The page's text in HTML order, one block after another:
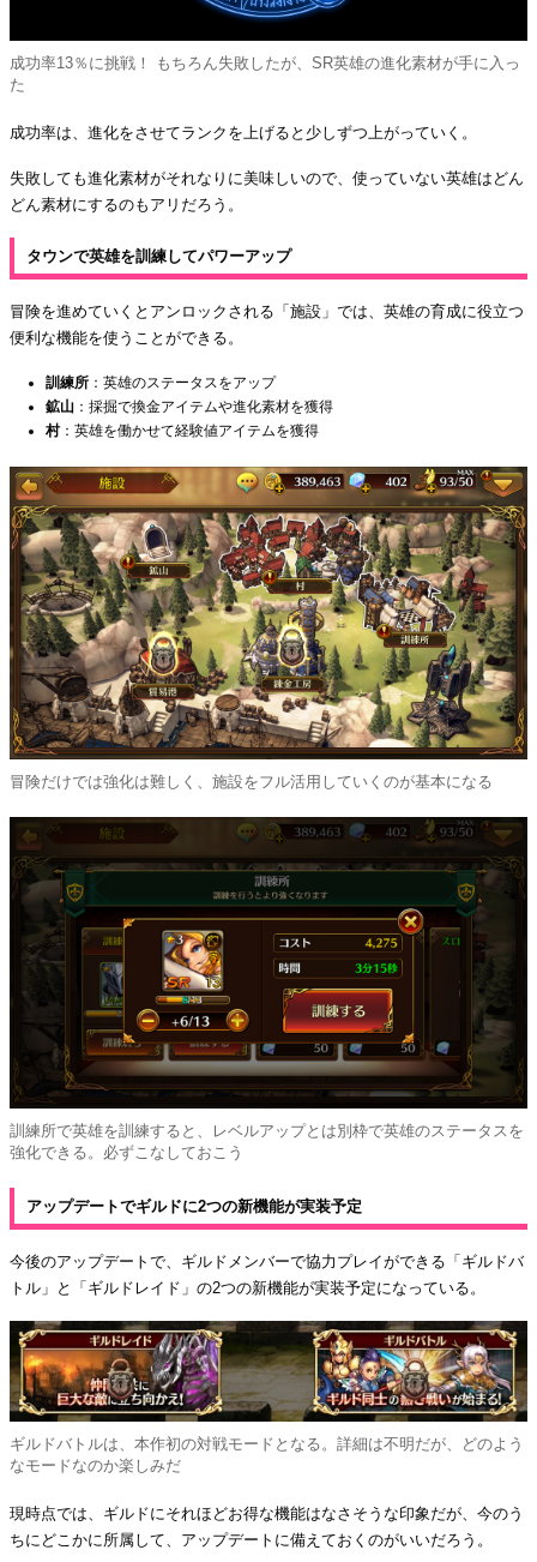
成功率13％に挑戦！ もちろん失敗したが、SR英雄の進化素材が手に入っ
た
成功率は、進化をさせてランクを上げると少しずつ上がっていく。
失敗しても進化素材がそれなりに美味しいので、使っていない英雄はどん
どん素材にするのもアリだろう。
タウンで英雄を訓練してパワーアップ
冒険を進めていくとアンロックされる「施設」では、英雄の育成に役立つ
便利な機能を使うことができる。
訓練所 ：英雄のステータスをアップ
鉱山 ：採掘で換金アイテムや進化素材を獲得
村：英雄を働かせて経験値アイテムを獲得
冒険だけでは強化は難しく、施設をフル活用していくのが基本になる
訓練所で英雄を訓練すると、レベルアップとは別枠で英雄のステータスを
強化できる。必ずこなしておこう
アップデートでギルドに2つの新機能が実装予定
今後のアップデートで、ギルドメンバーで協力プレイができる「ギルドバ
トル」と「ギルドレイド」の2つの新機能が実装予定になっている。
ギルドバトルは、本作初の対戦モードとなる。詳細は不明だが、どのよう
なモードなのか楽しみだ
現時点では、ギルドにそれほどお得な機能はなさそうな印象だが、今のう
ちにどこかに所属して、アップデートに備えておくのがいいだろう。